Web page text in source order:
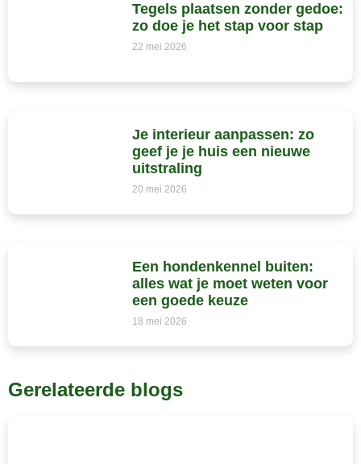
Tegels plaatsen zonder gedoe:
zo doe je het stap voor stap
22 mei 2026
Je interieur aanpassen: zo
geef je je huis een nieuwe
uitstraling
20 mei 2026
Een hondenkennel buiten:
alles wat je moet weten voor
een goede keuze
18 mei 2026
Gerelateerde blogs